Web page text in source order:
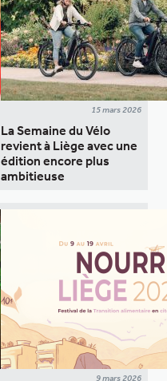
15 mars 2026
La Semaine du Vélo
revient à Liège avec une
édition encore plus
ambitieuse
9 mars 2026